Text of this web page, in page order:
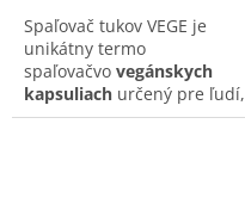
sáčik 8,5g
Spaľovač tukov VEGE je
unikátny termo
spaľovačvo vegánskych
kapsuliach určený pre ľudí,
ktorítúžia po redukcii